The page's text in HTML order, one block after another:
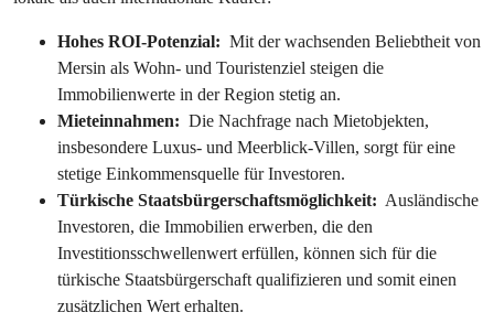
Hohes ROI-Potenzial: Mit der wachsenden Beliebtheit von
Mersin als Wohn- und Touristenziel steigen die
Immobilienwerte in der Region stetig an.
Mieteinnahmen: Die Nachfrage nach Mietobjekten,
insbesondere Luxus- und Meerblick-Villen, sorgt für eine
stetige Einkommensquelle für Investoren.
Türkische Staatsbürgerschaftsmöglichkeit: Ausländische
Investoren, die Immobilien erwerben, die den
Investitionsschwellenwert erfüllen, können sich für die
türkische Staatsbürgerschaft qualifizieren und somit einen
zusätzlichen Wert erhalten.